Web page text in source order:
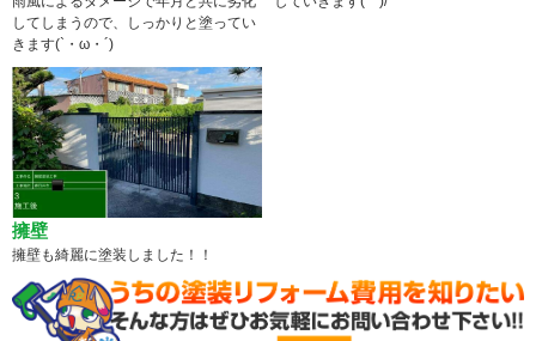
してしまうので、しっかりと塗ってい
きます(`・ω・´)
擁壁
擁壁も綺麗に塗装しました！！